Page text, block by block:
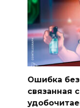
Ошибка
связанная